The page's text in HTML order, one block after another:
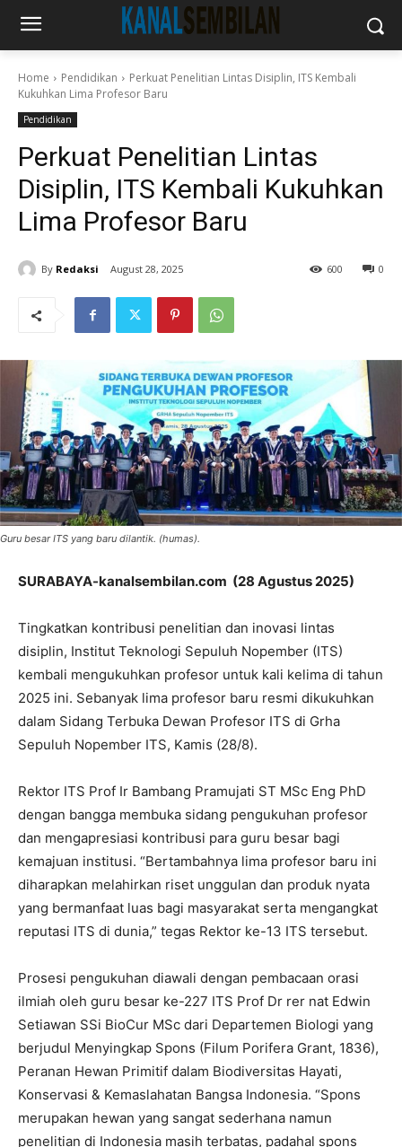
Home Pendidikan
Perkuat Penelitian Lintas Disiplin, ITS Kembali
Kukuhkan Lima Profesor Baru
Pendidikan
Perkuat Penelitian Lintas
Disiplin, ITS Kembali Kukuhkan
Lima Profesor Baru
By Redaksi August 28, 2025 0
600
Guru besar ITS yang baru dilantik. (humas).
SURABAYA-kanalsembilan.com (28 Agustus 2025)
Tingkatkan kontribusi penelitian dan inovasi lintas
disiplin, Institut Teknologi Sepuluh Nopember (ITS)
kembali mengukuhkan profesor untuk kali kelima di tahun
2025 ini. Sebanyak lima profesor baru resmi dikukuhkan
dalam Sidang Terbuka Dewan Profesor ITS di Grha
Sepuluh Nopember ITS, Kamis (28/8).
Rektor ITS Prof Ir Bambang Pramujati ST MSc Eng PhD
dengan bangga membuka sidang pengukuhan profesor
dan mengapresiasi kontribusi para guru besar bagi
kemajuan institusi. “Bertambahnya lima profesor baru ini
diharapkan melahirkan riset unggulan dan produk nyata
yang bermanfaat luas bagi masyarakat serta mengangkat
reputasi ITS di dunia,” tegas Rektor ke-13 ITS tersebut.
Prosesi pengukuhan diawali dengan pembacaan orasi
ilmiah oleh guru besar ke-227 ITS Prof Dr rer nat Edwin
Setiawan SSi BioCur MSc dari Departemen Biologi yang
berjudul Menyingkap Spons (Filum Porifera Grant, 1836),
Peranan Hewan Primitif dalam Biodiversitas Hayati,
Konservasi & Kemaslahatan Bangsa Indonesia. “Spons
merupakan hewan yang sangat sederhana namun
penelitian di Indonesia masih terbatas, padahal spons